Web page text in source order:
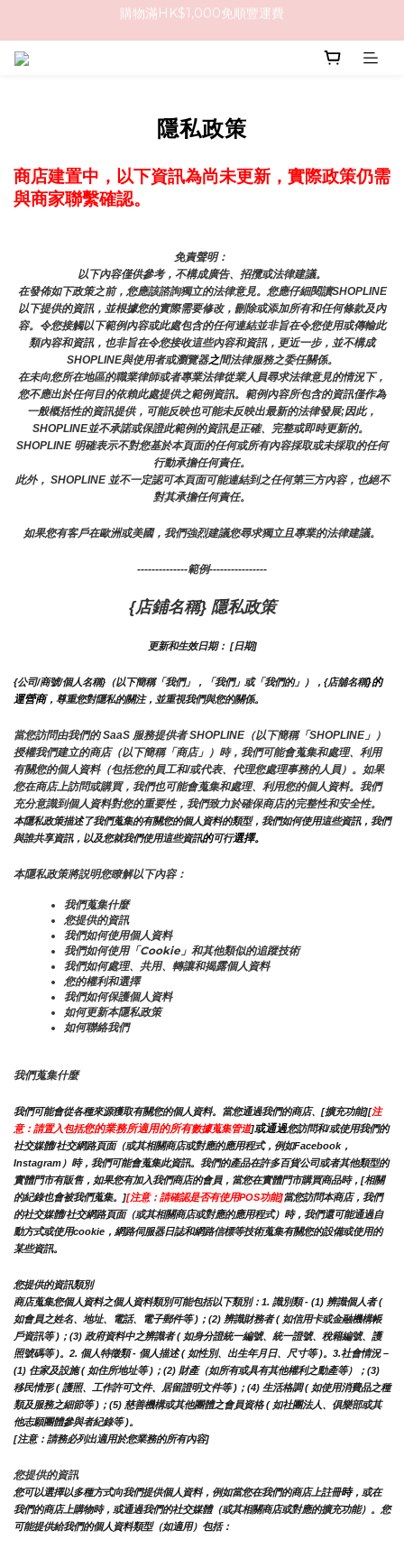
購物滿HK$1,000免順豐運費
購買任何隱形眼鏡2盒或以上，即享8折優惠!!
隱私政策
商店建置中，以下資訊為尚未更新，實際政策仍需
與商家聯繫確認。
免責聲明：
以下內容僅供參考，不構成廣告、招攬或法律建議。
在發佈如下政策之前，您應該諮詢獨立的法律意見。您應仔細閱讀SHOPLINE
以下提供的資訊，並根據您的實際需要修改，刪除或添加所有和任何條款及內
容。令您接觸以下範例內容或此處包含的任何連結並非旨在令您使用或傳輸此
類內容和資訊，也非旨在令您接收這些內容和資訊，更近一步，並不構成
SHOPLINE與使用者或瀏覽器之間法律服務之委任關係。
在未向您所在地區的職業律師或者專業法律從業人員尋求法律意見的情況下，
您不應出於任何目的依賴此處提供之範例資訊。範例內容所包含的資訊僅作為
一般概括性的資訊提供，可能反映也可能未反映出最新的法律發展;因此，
SHOPLINE並不承諾或保證此範例的資訊是正確、完整或即時更新的。
SHOPLINE 明確表示不對您基於本頁面的任何或所有內容採取或未採取的任何
行動承擔任何責任。
此外， SHOPLINE 並不一定認可本頁面可能連結到之任何第三方內容，也絕不
對其承擔任何責任。
如果您有客戶在歐洲或美國，我們強烈建議您尋求獨立且專業的法律建議。
--------------範例----------------
{店鋪名稱} 隱私政策
更新和生效日期： [日期]
{公司/商號/個人名稱}（以下簡稱「我們」，「我們」或「我們的」），{店舖名稱}的
運營商，尊重您對隱私的關注，並重視我們與您的關係。
當您訪問由我們的 SaaS 服務提供者 SHOPLINE（以下簡稱「SHOPLINE」）
授權我們建立的商店（以下簡稱「商店」）時，我們可能會蒐集和處理、利用
有關您的個人資料（包括您的員工和/或代表、代理您處理事務的人員）。如果
您在商店上訪問或購買，我們也可能會蒐集和處理、利用您的個人資料。我們
充分意識到個人資料對您的重要性，我們致力於確保商店的完整性和安全性。
本隱私政策描述了我們蒐集的有關您的個人資料的類型，我們如何使用這些資訊，我們
與誰共享資訊，以及您就我們使用這些資訊的可行選擇。
本隱私政策將説明您瞭解以下內容：
我們蒐集什麼
您提供的資訊
我們如何使用個人資料
我們如何使用「Cookie」和其他類似的追蹤技術
我們如何處理、共用、轉讓和揭露個人資料
您的權利和選擇
我們如何保護個人資料
如何更新本隱私政策
如何聯絡我們
我們蒐集什麼
我們可能會從各種來源獲取有關您的個人資料。當您通過我們的商店、[擴充功能][注
意：請置入包括您的業務所適用的所有數據蒐集管道]或通過您訪問和/或使用我們的
社交媒體/社交網路頁面（或其相關商店或對應的應用程式，例如Facebook，
Instagram）時，我們可能會蒐集此資訊。我們的產品在許多百貨公司或者其他類型的
實體門市有販售，如果您有加入我們商店的會員，當您在實體門市購買商品時，[相關
的紀錄也會被我們蒐集。][注意：請確認是否有使用POS功能]當您訪問本商店，我們
的社交媒體/社交網路頁面（或其相關商店或對應的應用程式）時，我們還可能通過自
動方式或使用cookie，網路伺服器日誌和網路信標等技術蒐集有關您的設備或使用的
某些資訊。
您提供的資訊類別
商店蒐集您個人資料之個人資料類別可能包括以下類別：1. 識別類 - (1) 辨識個人者 (
如會員之姓名、地址、電話、電子郵件等 )；(2) 辨識財務者 ( 如信用卡或金融機構帳
戶資訊等 )；(3) 政府資料中之辨識者 ( 如身分證統一編號、統一證號、稅籍編號、護
照號碼等 )。2. 個人特徵類 - 個人描述 ( 如性別、出生年月日、尺寸等 )。3.社會情況 –
(1) 住家及設施 ( 如住所地址等 )；(2) 財產（如所有或具有其他權利之動產等）；(3)
移民情形 ( 護照、工作許可文件、居留證明文件等 )；(4) 生活格調 ( 如使用消費品之種
類及服務之細節等 )；(5) 慈善機構或其他團體之會員資格 ( 如社團法人、俱樂部或其
他志願團體參與者紀錄等 )。
[注意：請務必列出適用於您業務的所有內容]
您提供的資訊
您可以選擇以多種方式向我們提供個人資料，例如當您在我們的商店上註冊時，或在
我們的商店上購物時，或通過我們的社交媒體（或其相關商店或對應的擴充功能）。您
可能提供給我們的個人資料類型（如適用）包括：